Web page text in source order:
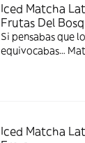
Iced Matcha
Frutas Del
Si pensabas que
equivocabas…
Iced Matcha